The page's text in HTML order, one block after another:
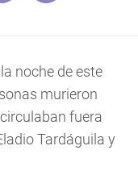
noche de este
murieron
fuera
Tardáguila y